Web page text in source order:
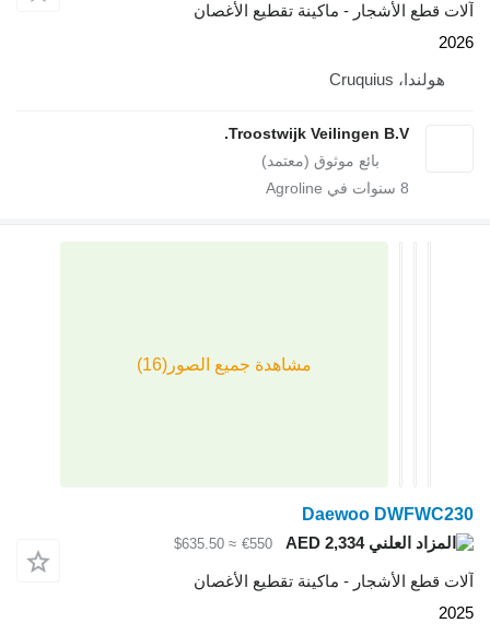
- ماكينة تقطيع الأغصان
Troostwijk Veilingen
سنوات في Agroline
Daewoo
AED 2,334
€550
≈ $635.50
- ماكينة تقطيع الأغصان